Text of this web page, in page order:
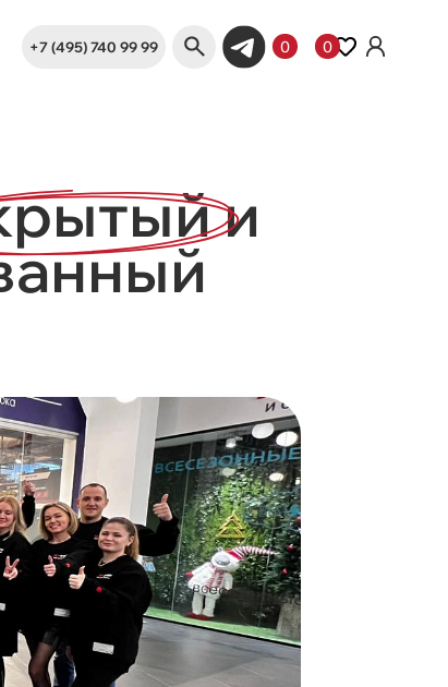
+7 (495) 740 99 99 0 0
и